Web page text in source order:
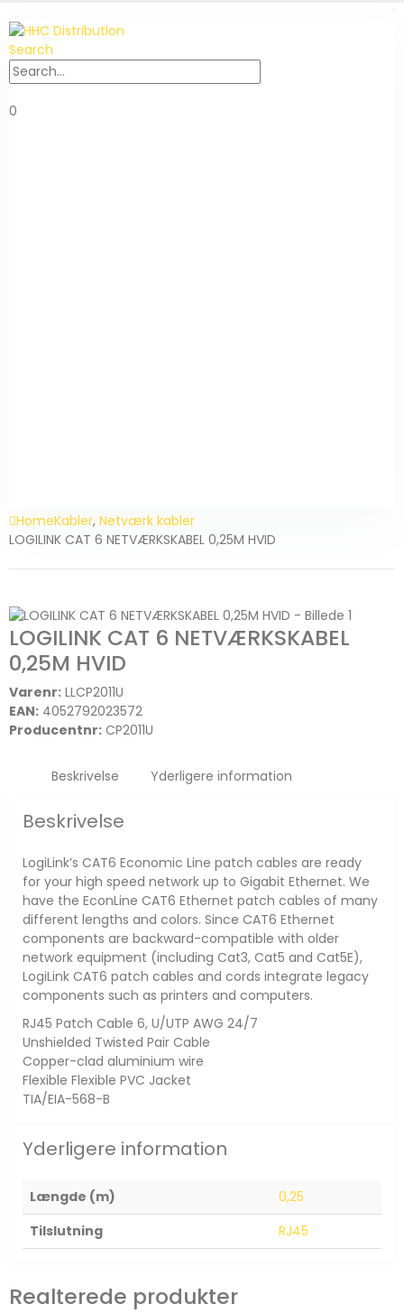
Search
0
HomeKabler, Netværk kabler
LOGILINK CAT 6 NETVÆRKSKABEL 0,25M HVID
LOGILINK CAT 6 NETVÆRKSKABEL
0,25M HVID
Varenr: LLCP2011U
EAN: 4052792023572
Producentnr: CP2011U
Beskrivelse Yderligere information
Beskrivelse
LogiLink’s CAT6 Economic Line patch cables are ready
for your high speed network up to Gigabit Ethernet. We
have the EconLine CAT6 Ethernet patch cables of many
different lengths and colors. Since CAT6 Ethernet
components are backward-compatible with older
network equipment (including Cat3, Cat5 and Cat5E),
LogiLink CAT6 patch cables and cords integrate legacy
components such as printers and computers.
RJ45 Patch Cable 6, U/UTP AWG 24/7
Unshielded Twisted Pair Cable
Copper-clad aluminium wire
Flexible Flexible PVC Jacket
TIA/EIA-568-B
Yderligere information
Længde (m)
0,25
Tilslutning
RJ45
Realterede produkter